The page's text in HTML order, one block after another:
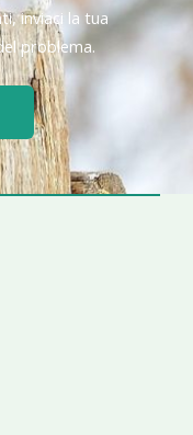
inviaci la tua
problema.